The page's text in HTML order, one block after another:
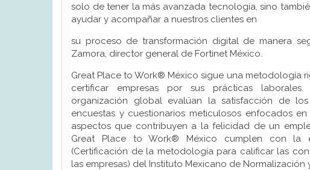
solo de tener la más avanzada tecnología, sino
ayudar y acompañar a nuestros clientes en
su proceso de transformación digital de manera
Zamora, director general de Fortinet México.
Great Place to Work® México sigue una metodología
certificar empresas por sus prácticas
organización global evalúan la satisfacción de
encuestas y cuestionarios meticulosos enfocados
aspectos que contribuyen a la felicidad de un
Great Place to Work® México cumplen con la
(Certificación de la metodología para calificar las
las empresas) del Instituto Mexicano de Normalización